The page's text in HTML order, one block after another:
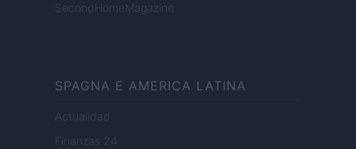
SecondHomeMagazine
SPAGNA E AMERICA LATINA
Actualidad
Finanzas 24